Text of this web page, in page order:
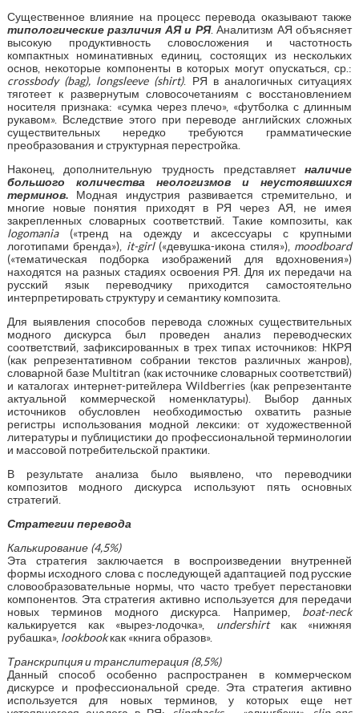
Существенное влияние на процесс перевода оказывают также
типологические различия АЯ и РЯ. Аналитизм АЯ объясняет
высокую продуктивность словосложения и частотность
компактных номинативных единиц, состоящих из нескольких
основ, некоторые компоненты в которых могут опускаться, ср.:
crossbody (bag), longsleeve (shirt). РЯ в аналогичных ситуациях
тяготеет к развернутым словосочетаниям с восстановлением
носителя признака: «сумка через плечо», «футболка с длинным
рукавом». Вследствие этого при переводе английских сложных
существительных нередко требуются грамматические
преобразования и структурная перестройка.
Наконец, дополнительную трудность представляетналичие
большого количества неологизмов и неустоявшихся
терминов. Модная индустрия развивается стремительно, и
многие новые понятия приходят в РЯ через АЯ, не имея
закрепленных словарных соответствий. Такие композиты, как
logomania («тренд на одежду и аксессуары с крупными
логотипами бренда»), it-girl(«девушка-икона стиля»), moodboard
(«тематическая подборка изображений для вдохновения»)
находятся на разных стадиях освоения РЯ. Для их передачи на
русский язык переводчику приходится самостоятельно
интерпретировать структуру и семантику композита.
Для выявления способов перевода сложных существительных
модного дискурса был проведен анализ переводческих
соответствий, зафиксированных в трех типах источников: НКРЯ
(как репрезентативном собрании текстов различных жанров),
словарной базе Multitran (как источнике словарных соответствий)
и каталогах интернет-ритейлера Wildberries (как репрезентанте
актуальной коммерческой номенклатуры). Выбор данных
источников обусловлен необходимостью охватить разные
регистры использования модной лексики: от художественной
литературы и публицистики до профессиональной терминологии
и массовой потребительской практики.
В результате анализа было выявлено, что переводчики
композитов модного дискурса используют пять основных
стратегий.
Стратегии перевода
Калькирование (4,5%)
Эта стратегия заключается в воспроизведении внутренней
формы исходного слова с последующей адаптацией под русские
словообразовательные нормы, что часто требует перестановки
компонентов. Эта стратегия активно используется для передачи
новых терминов модного дискурса. Например, boat-neck
калькируется как «вырез-лодочка», undershirtкак «нижняя
рубашка», lookbookкак «книга образов».
Транскрипция и транслитерация (8,5%)
Данный способ особенно распространен в коммерческом
дискурсе и профессиональной среде. Эта стратегия активно
используется для новых терминов, у которых еще нет